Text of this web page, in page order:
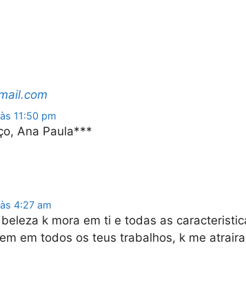
11:50 pm
Ana Paula***
4:27 am
k mora em ti e todas as
em todos os teus trabalhos, k me